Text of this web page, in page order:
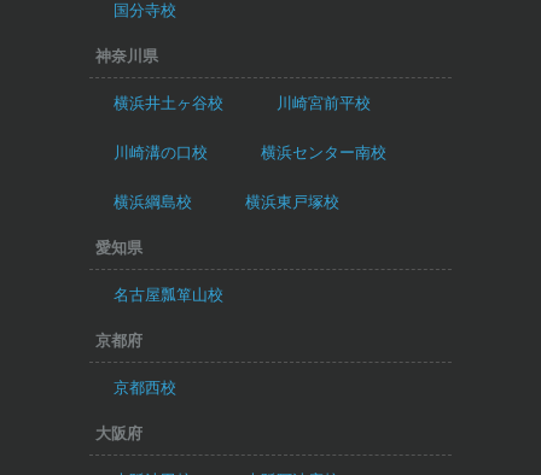
国分寺校
神奈川県
横浜井土ヶ谷校 川崎宮前平校
川崎溝の口校 横浜センター南校
横浜綱島校 横浜東戸塚校
愛知県
名古屋瓢箪山校
京都府
京都西校
大阪府